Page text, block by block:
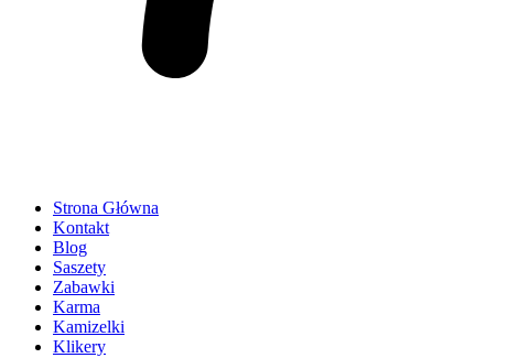
Strona Główna
Kontakt
Blog
Saszety
Zabawki
Karma
Kamizelki
Klikery